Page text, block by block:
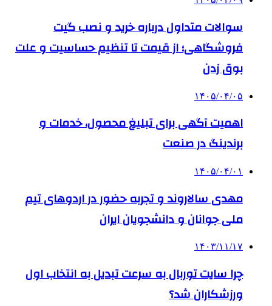
سوالات متداول درباره خرید و نصب گیت
فروشگاهی؛ از قیمت تا تنظیم حساسیت و علت
بوق زدن
۱۴۰۵/۰۴/۰۵
اهمیت آگهی برای تبلیغ محصول، خدمات و
برندینگ در صنعت
۱۴۰۵/۰۴/۰۱
مهدی سالاروند و تجربه حضور در اردوهای تیم
ملی جوانان و دانشجویان ایران
۱۴۰۳/۱۱/۱۷
چرا سایت توربال به ‌سرعت تبدیل به انتخاب اول
ورزشکاران شد؟